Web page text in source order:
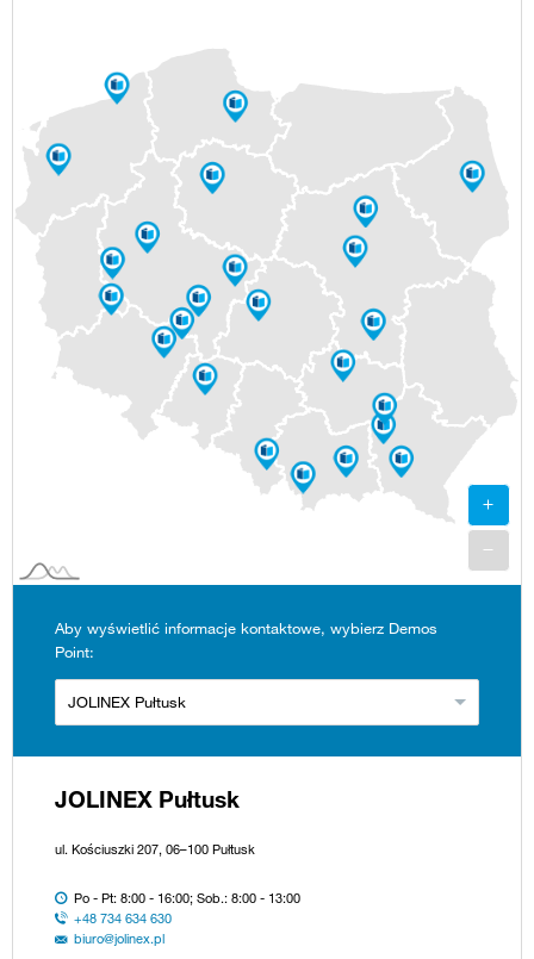
Aby wyświetlić informacje kontaktowe, wybierz Demos
Point:
JOLINEX Pułtusk
JOLINEX Pułtusk
ul. Kościuszki 207, 06–100 Pułtusk
Po - Pt: 8:00 - 16:00; Sob.: 8:00 - 13:00
+48 734 634 630
biuro@jolinex.pl